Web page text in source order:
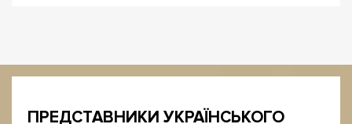
ПРЕДСТАВНИКИ УКРАЇНСЬКОГО